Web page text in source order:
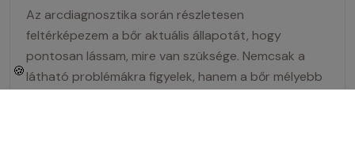
Az arcdiagnosztika során részletesen
feltérképezem a bőr aktuális állapotát, hogy
pontosan lássam, mire van szüksége. Nemcsak a
látható problémákra figyelek, hanem a bőr mélyebb
🍪